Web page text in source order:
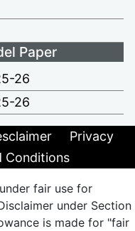
Paper
26
26
Privacy
Conditions
fair use for
under Section
is made for "fair